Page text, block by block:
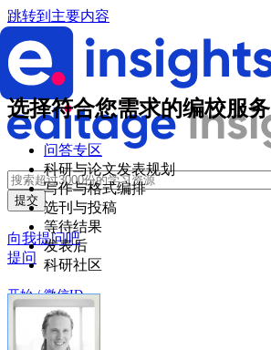
跳转到主要内容
向我提问吧
提问
开始 / 微信ID
登录 创建账户
选择符合您需求的编校服务
问答专区
科研与论文发表规划
写作与格式编排
选刊与投稿
等待结果
发表后
科研社区